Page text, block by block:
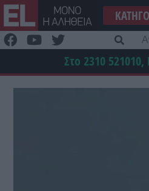
Μετάβαση
στο
περιεχόμενο
Στο 2310 521010,